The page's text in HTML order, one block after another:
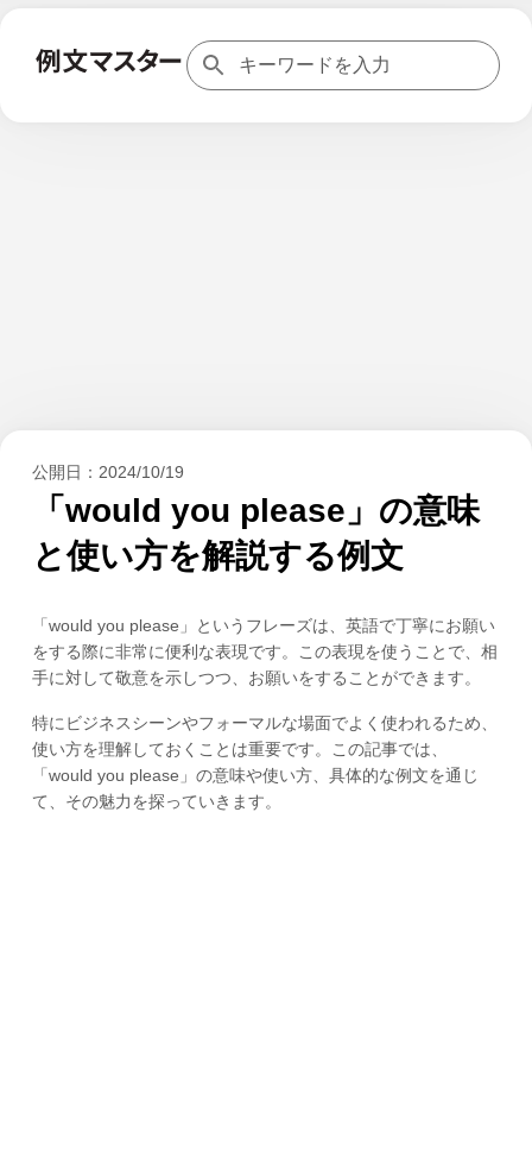
公開日： 2024/10/19
「would you please」の意味
と使い方を解説する例文
「would you please」というフレーズは、英語で丁寧にお願い
をする際に非常に便利な表現です。この表現を使うことで、相
手に対して敬意を示しつつ、お願いをすることができます。
特にビジネスシーンやフォーマルな場面でよく使われるため、
使い方を理解しておくことは重要です。この記事では、
「would you please」の意味や使い方、具体的な例文を通じ
て、その魅力を探っていきます。